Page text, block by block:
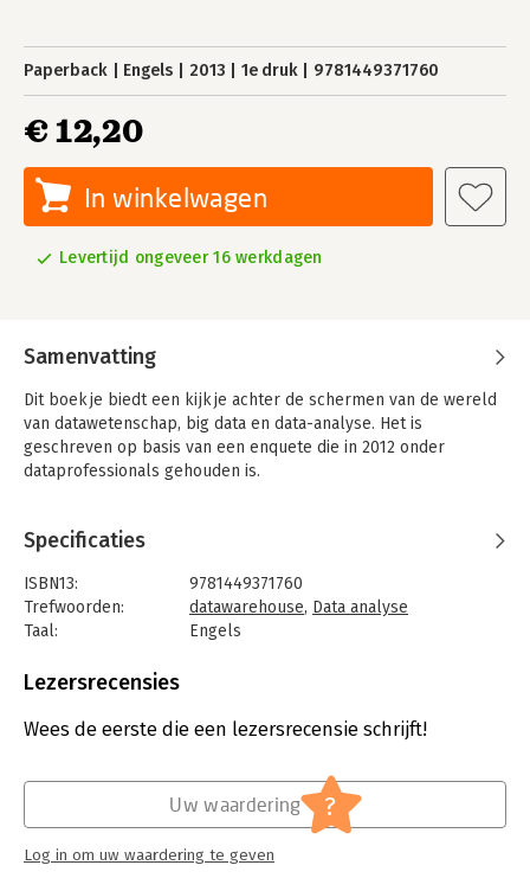
Paperback Engels 2013 1e druk 9781449371760
€ 12,20
In winkelwagen
Levertijd ongeveer 16 werkdagen
Samenvatting
Dit boekje biedt een kijkje achter de schermen van de wereld
van datawetenschap, big data en data-analyse. Het is
geschreven op basis van een enquete die in 2012 onder
dataprofessionals gehouden is.
Specificaties
ISBN13:
9781449371760
Trefwoorden:
datawarehouse, Data analyse
Taal:
Engels
Aantal pagina's:
Druk:
1
IT-management / ICT
Lezersrecensies
Wees de eerste die een lezersrecensie schrijft!
Uw waardering ?
Log in om uw waardering te geven